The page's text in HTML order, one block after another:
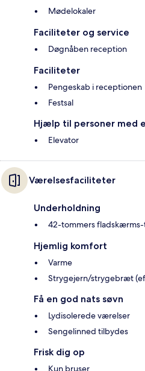
Mødelokaler
Faciliteter og service
Døgnåben reception
Faciliteter
Pengeskab i receptionen
Festsal
Hjælp til personer med
Elevator
Værelsesfaciliteter
Underholdning
42-tommers
Hjemlig komfort
Varme
Strygejern/strygebræt
Få en god nats søvn
Lydisolerede værelser
Sengelinned tilbydes
Frisk dig op
Kun bruser